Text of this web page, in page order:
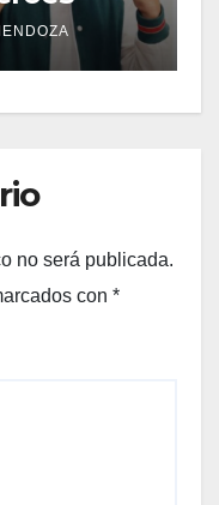
no será publicada.
con *